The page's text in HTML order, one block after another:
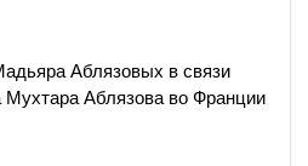
Аблязовых в связи
Мухтара Аблязова во Франции